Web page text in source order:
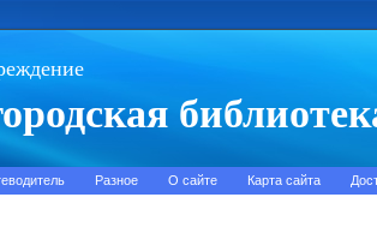
Разное О сайте Карта сайта